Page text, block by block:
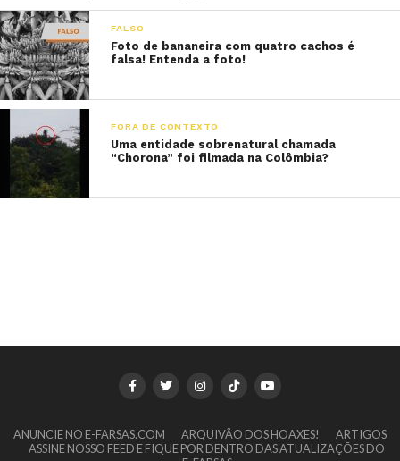
FALSO
Foto de bananeira com quatro cachos é
falsa! Entenda a foto!
FORA DE CONTEXTO
Uma entidade sobrenatural chamada
“Chorona” foi filmada na Colômbia?
ANUNCIE NO E-FARSAS.COM ARQUIVÃO DOS HOAXES!
ARTIGOS
ASSINE NOSSO FEED E FIQUE POR DENTRO DAS ATUALIZAÇÕES DO